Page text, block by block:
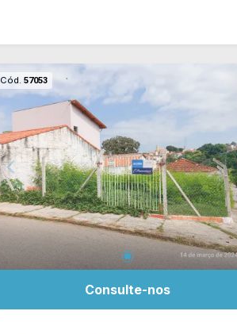
Cód. 57053
Consulte-nos